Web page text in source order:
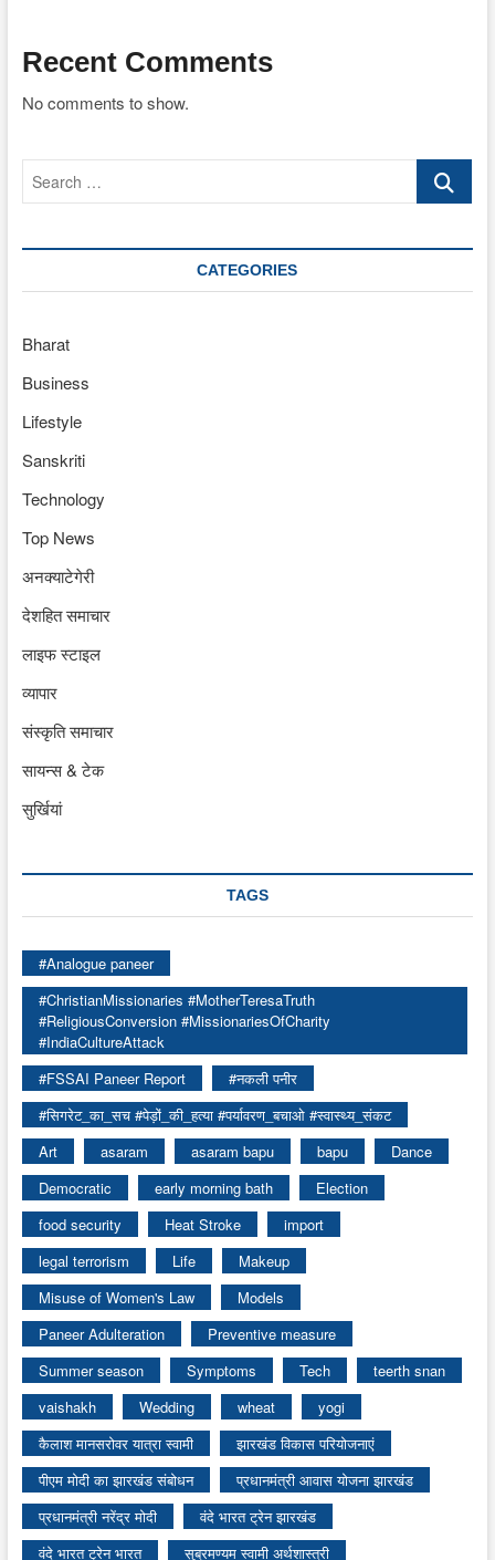
Recent Comments
No comments to show.
Search
CATEGORIES
Bharat
Business
Lifestyle
Sanskriti
Technology
Top News
अनक्याटेगेरी
देशहित समाचार
लाइफ स्टाइल
व्यापार
संस्कृति समाचार
सायन्स & टेक
सुर्खियां
TAGS
#Analogue paneer
#ChristianMissionaries #MotherTeresaTruth
#ReligiousConversion #MissionariesOfCharity
#IndiaCultureAttack
#FSSAI Paneer Report
#नकली पनीर
#सिगरेट_का_सच #पेड़ों_की_हत्या #पर्यावरण_बचाओ #स्वास्थ्य_संकट
Art
asaram asaram bapu bapu
Dance
Democratic
early morning bath
Election
food security
Heat Stroke
import
legal terrorism
Life
Makeup
Misuse of Women's Law
Models
Paneer Adulteration
Preventive measure
Summer season
Symptoms Tech
teerth snan
vaishakh
Wedding wheat
yogi
कैलाश मानसरोवर यात्रा स्वामी
झारखंड विकास परियोजनाएं
पीएम मोदी का झारखंड संबोधन
प्रधानमंत्री आवास योजना झारखंड
प्रधानमंत्री नरेंद्र मोदी
वंदे भारत ट्रेन झारखंड
वंदे भारत ट्रेन भारत
सुब्रमण्यम स्वामी अर्थशास्त्री